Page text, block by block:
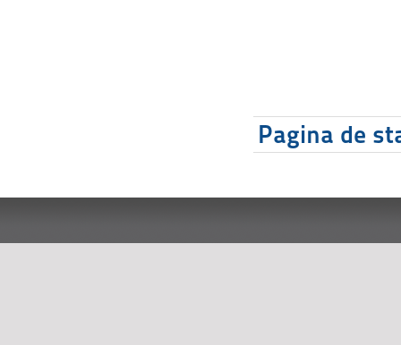
Pagina de